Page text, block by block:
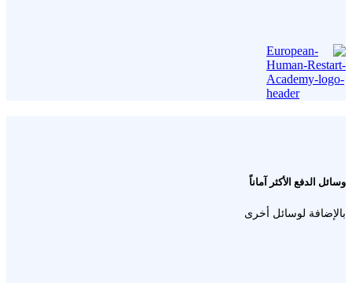
وسائل الدفع الأكثر آماناً
بالإضافة لوسائل أخرى